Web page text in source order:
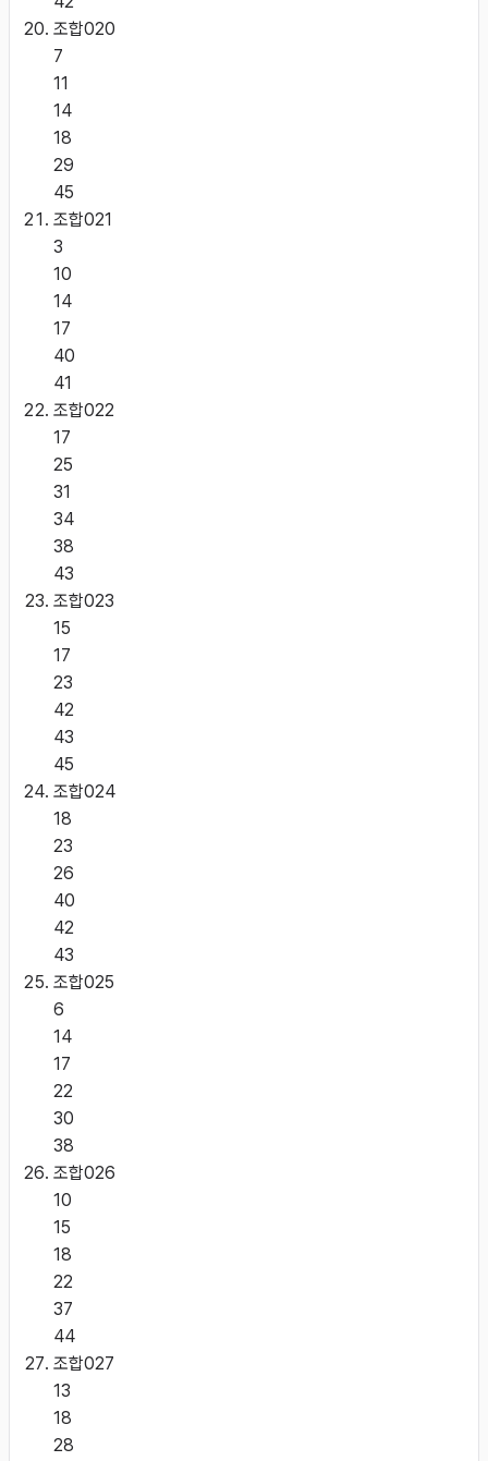
조합020
7
11
14
18
29
45
조합021
3
10
14
17
40
41
조합022
17
25
31
34
38
43
조합023
15
17
23
42
43
45
조합024
18
23
26
40
42
43
조합025
6
14
17
22
30
38
조합026
10
15
18
22
37
44
조합027
13
18
28